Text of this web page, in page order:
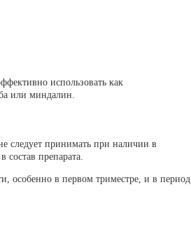
использовать как
или миндалин.
следует принимать при наличии в
препарата.
особенно в первом триместре, и в период